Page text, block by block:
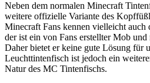
Neben dem normalen Minecraft
weitere offizielle Variante des
Minecraft Fans kennen vielleicht auch
der ist ein von Fans erstellter Mob und
Daher bietet er keine gute Lösung für
Leuchttintenfisch ist jedoch ein
Natur des MC Tintenfischs.